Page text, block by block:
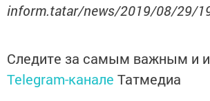
inform.tatar/news/2019/08/29/
Следите за самым важным и
Telegram-канале Татмедиа